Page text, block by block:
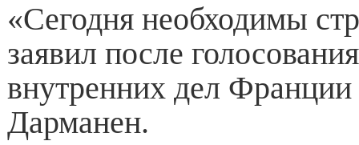
«Сегодня необходимы
заявил после
внутренних дел
Дарманен.